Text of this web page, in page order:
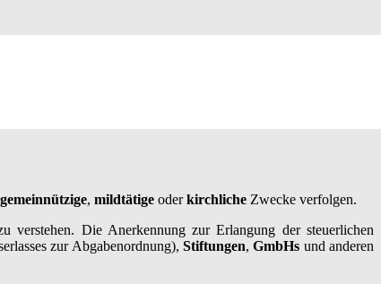
gemeinnützige, mildtätige oderkirchliche Zwecke verfolgen.
verstehen. Die Anerkennung zur Erlangung der steuerlichen
zur Abgabenordnung), Stiftungen,GmbHs und anderen